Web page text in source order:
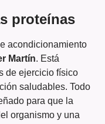
proteínas
acondicionamiento
Martín. Está
de ejercicio físico
saludables. Todo
para que la
organismo y una